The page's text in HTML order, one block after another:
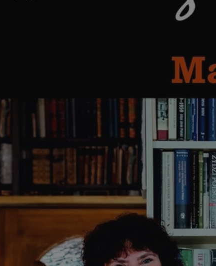
Niezbędne pliki cookie umożliwiają korzystanie z podstawowych
zarządzanie kontem. Bez niezbędnych plików cookie nie można
1 rok
1 rok
bh.contextweb.com
.rfihub.com
__cf_bm
Cloudflare Inc.
.temu.com
29 minut
sekund
LinkedIn
Corporation
.linkedin.com
5 miesięcy
tygodnie
__Secure-ROLLOUT_TOKEN
5
Google Privacy Policy